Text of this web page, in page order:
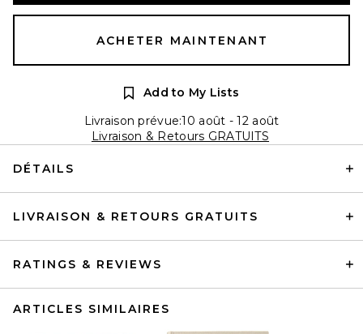
ACHETER MAINTENANT
Add to My Lists
Livraison prévue:10 août - 12 août
Livraison & Retours GRATUITS
DÉTAILS
LIVRAISON & RETOURS GRATUITS
RATINGS & REVIEWS
ARTICLES SIMILAIRES